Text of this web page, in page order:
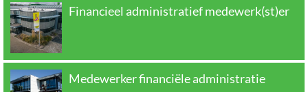
Financieel administratief medewerk(st)er
Medewerker financiële administratie